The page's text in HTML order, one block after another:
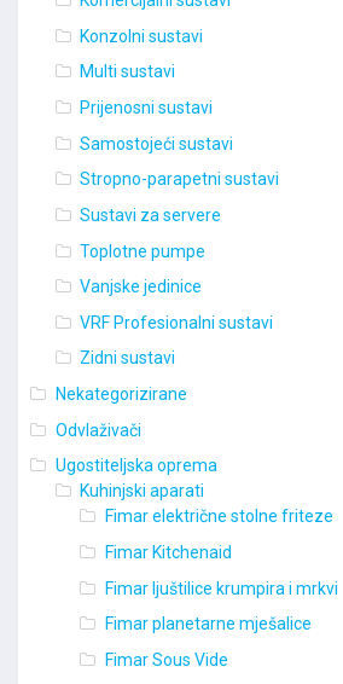
Konzolni sustavi
Multi sustavi
Prijenosni sustavi
Samostojeći sustavi
Stropno-parapetni sustavi
Sustavi za servere
Toplotne pumpe
Vanjske jedinice
VRF Profesionalni sustavi
Zidni sustavi
Nekategorizirane
Odvlaživači
Ugostiteljska oprema
Kuhinjski aparati
Fimar električne stolne friteze
Fimar Kitchenaid
Fimar ljuštilice krumpira i mrkvi
Fimar planetarne mješalice
Fimar Sous Vide